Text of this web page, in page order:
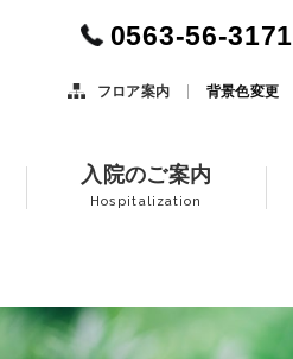
0563-56-3171
フロア案内 背景色変更
入院のご案内
Hospitalization